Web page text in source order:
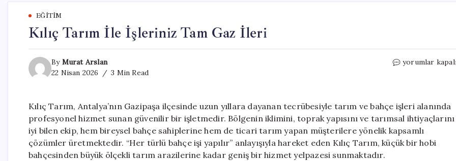
EĞITIM
Kılıç Tarım İle İşleriniz Tam Gaz İleri
By Murat Arslan
22 Nisan 2026
3 Min Read
Kılıç
Tam
Gaz
için
yorumlar
Kılıç Tarım, Antalya’nın Gazipaşa ilçesinde uzun yıllara dayanan tecrübesiyle tarım ve bahçe işleri alanında
profesyonel hizmet sunan güvenilir bir işletmedir. Bölgenin iklimini, toprak yapısını ve tarımsal ihtiyaçlarını
iyi bilen ekip, hem bireysel bahçe sahiplerine hem de ticari tarım yapan müşterilere yönelik kapsamlı
çözümler üretmektedir. “Her türlü bahçe işi yapılır” anlayışıyla hareket eden Kılıç Tarım, küçük bir hobi
bahçesinden büyük ölçekli tarım arazilerine kadar geniş bir hizmet yelpazesi sunmaktadır.